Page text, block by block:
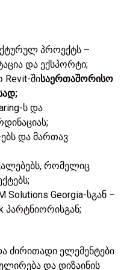
პროექტს –
და ექსპორტი;
შისაერთაშორისო
ს და
ებს და მართავ
რომელიც
Solutions Georgia-სგან –
პარტნიორისგან;
ძირითადი ელემენტები
და დიზაინის